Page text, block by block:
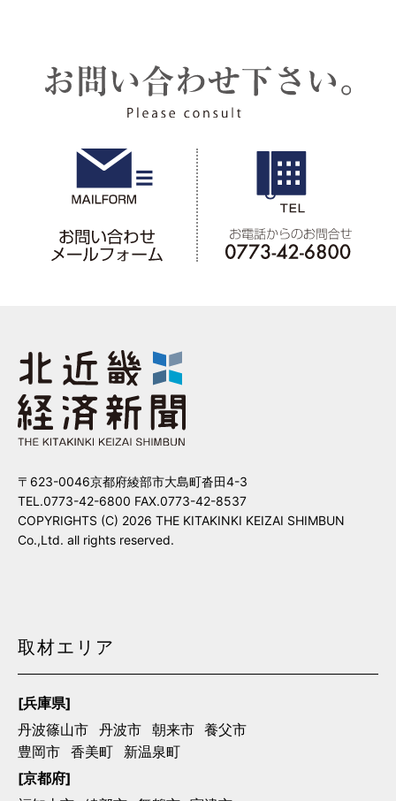
〒623-0046京都府綾部市大島町沓田4-3
TEL.0773-42-6800 FAX.0773-42-8537
COPYRIGHTS (C) 2026 THE KITAKINKI KEIZAI SHIMBUN
Co.,Ltd. all rights reserved.
取材エリア
[兵庫県]
丹波篠山市
丹波市 朝来市
養父市
豊岡市
香美町
新温泉町
[京都府]